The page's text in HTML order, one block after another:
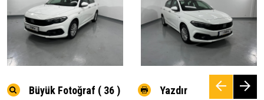
Büyük Fotoğraf ( 36 ) Yazdır